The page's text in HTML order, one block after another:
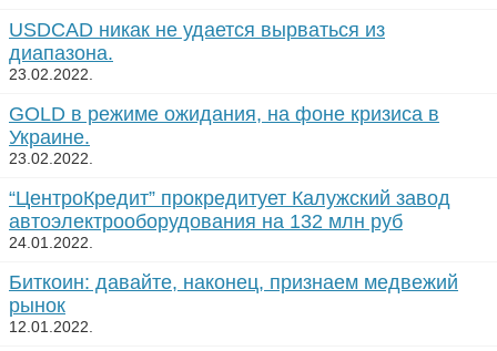
USDCAD никак не удается вырваться из
диапазона.
23.02.2022.
GOLD в режиме ожидания, на фоне кризиса в
Украине.
23.02.2022.
“ЦентроКредит” прокредитует Калужский завод
автоэлектрооборудования на 132 млн руб
24.01.2022.
Биткоин: давайте, наконец, признаем медвежий
рынок
12.01.2022.